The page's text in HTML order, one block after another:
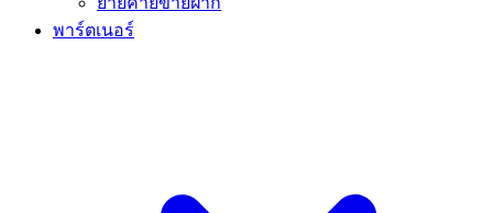
พาร์ตเนอร์